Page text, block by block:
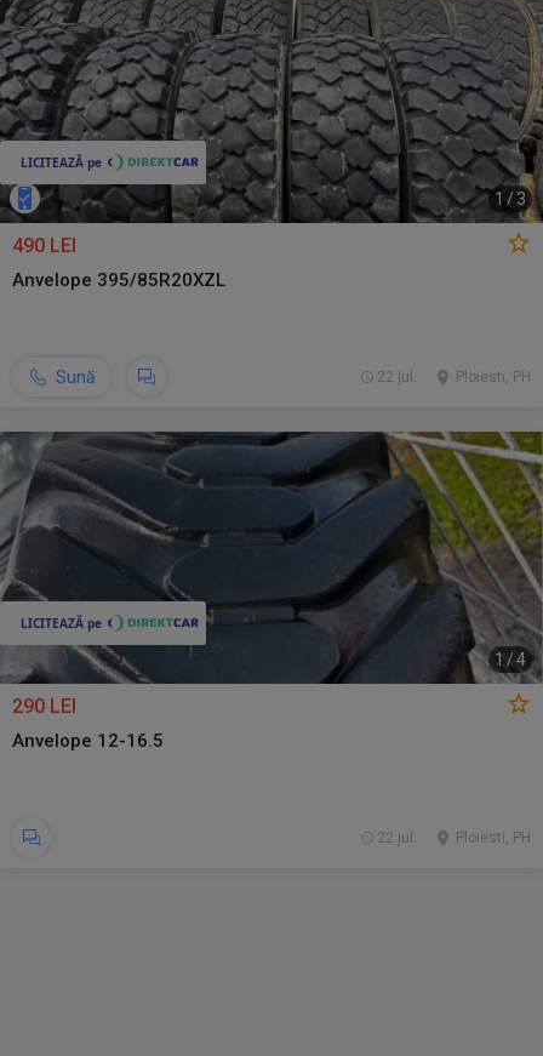
1 / 3
490 LEI
Anvelope 395/85R20XZL
Sună Ploiesti, PH
22 jul.
1 /4
290 LEI
Anvelope 12-16.5
Ploiesti, PH
22 jul.